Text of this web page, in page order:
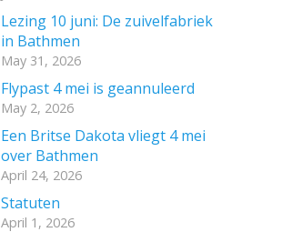
Lezing 10 juni: De zuivelfabriek
in Bathmen
May 31, 2026
Flypast 4 mei is geannuleerd
May 2, 2026
Een Britse Dakota vliegt 4 mei
over Bathmen
April 24, 2026
Statuten
April 1, 2026